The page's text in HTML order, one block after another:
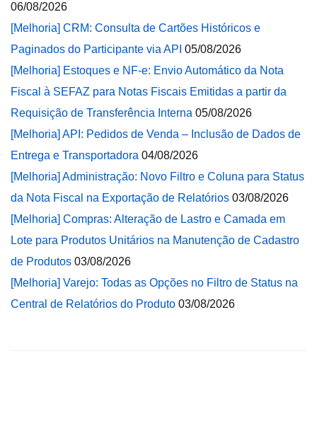
06/08/2026
[Melhoria] CRM: Consulta de Cartões Históricos e
Paginados do Participante via API 05/08/2026
[Melhoria] Estoques e NF-e: Envio Automático da Nota
Fiscal à SEFAZ para Notas Fiscais Emitidas a partir da
Requisição de Transferência Interna 05/08/2026
[Melhoria] API: Pedidos de Venda – Inclusão de Dados de
Entrega e Transportadora 04/08/2026
[Melhoria] Administração: Novo Filtro e Coluna para Status
da Nota Fiscal na Exportação de Relatórios 03/08/2026
[Melhoria] Compras: Alteração de Lastro e Camada em
Lote para Produtos Unitários na Manutenção de Cadastro
de Produtos 03/08/2026
[Melhoria] Varejo: Todas as Opções no Filtro de Status na
Central de Relatórios do Produto 03/08/2026